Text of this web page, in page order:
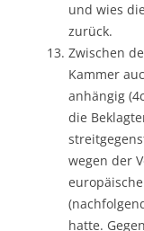
und wies
zurück.
Zwischen
Kammer
anhängig
die
wegen der
hatte.